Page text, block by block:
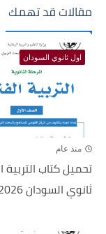
مقالات قد تهمك
اول ثانوي السودان
منذ عام
تحميل كتاب التربية
ثانوي السودان 2026 pdf